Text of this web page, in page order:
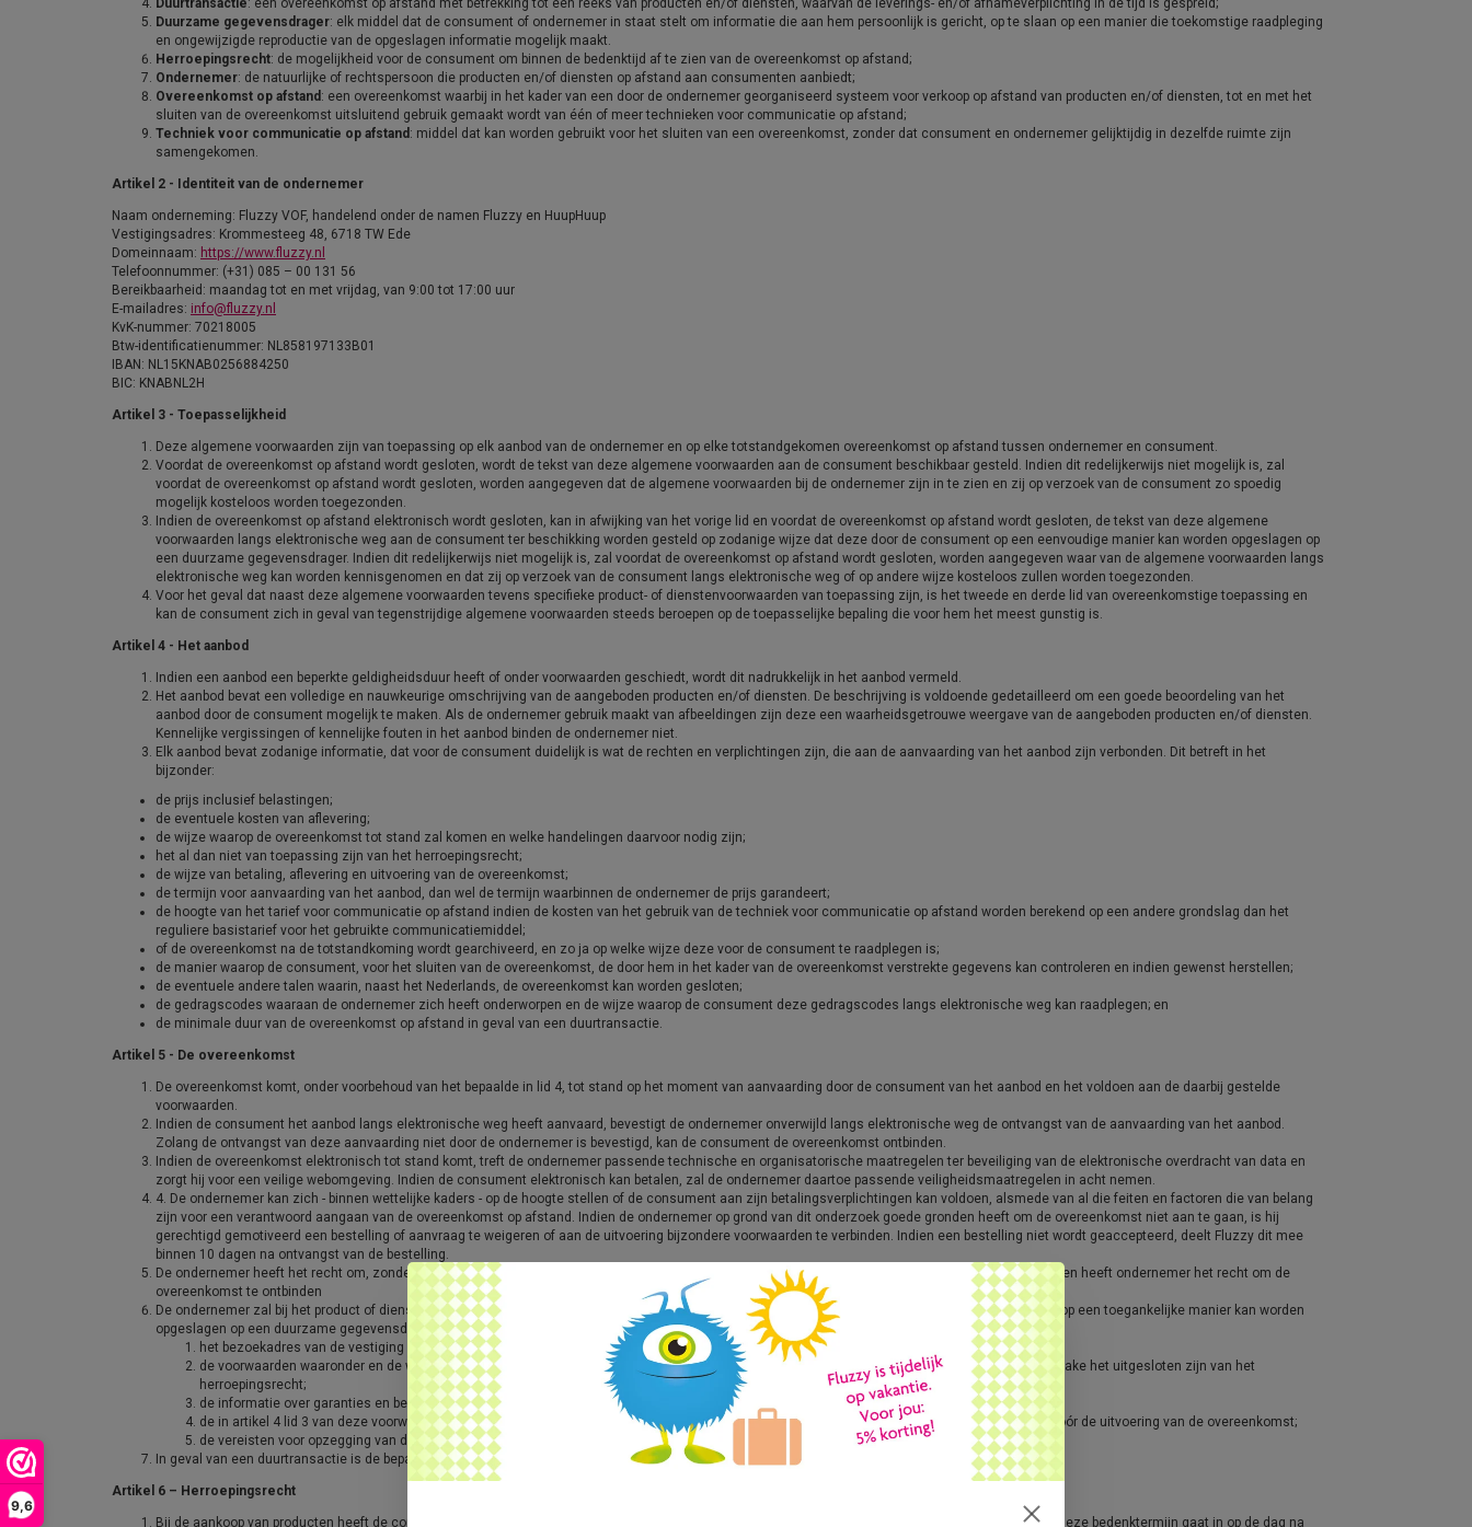
9,6
Duurtransactie: een overeenkomst op afstand met betrekking tot een reeks van producten en/of diensten, waarvan de leverings- en/of afnameverplichting in de tijd is gespreid;
Duurzame gegevensdrager: elk middel dat de consument of ondernemer in staat stelt om informatie die aan hem persoonlijk is gericht, op te slaan op een manier die toekomstige raadpleging
en ongewijzigde reproductie van de opgeslagen informatie mogelijk maakt.
Herroepingsrecht: de mogelijkheid voor de consument om binnen de bedenktijd af te zien van de overeenkomst op afstand;
Ondernemer: de natuurlijke of rechtspersoon die producten en/of diensten op afstand aan consumenten aanbiedt;
Overeenkomst op afstand : een overeenkomst waarbij in het kader van een door de ondernemer georganiseerd systeem voor verkoop op afstand van producten en/of diensten, tot en met het
sluiten van de overeenkomst uitsluitend gebruik gemaakt wordt van één of meer technieken voor communicatie op afstand;
Techniek voor communicatie op afstand : middel dat kan worden gebruikt voor het sluiten van een overeenkomst, zonder dat consument en ondernemer gelijktijdig in dezelfde ruimte zijn
samengekomen.
Artikel 2 - Identiteit van de ondernemer
Naam onderneming: Fluzzy VOF, handelend onder de namen Fluzzy en HuupHuup
Vestigingsadres: Krommesteeg 48, 6718 TW Ede
Domeinnaam: https://www.fluzzy.nl
Telefoonnummer: (+31) 085 – 00 131 56
Bereikbaarheid: maandag tot en met vrijdag, van 9:00 tot 17:00 uur
E-mailadres: info@fluzzy.nl
KvK-nummer: 70218005
Btw-identificatienummer: NL858197133B01
IBAN: NL15KNAB0256884250
BIC: KNABNL2H
Artikel 3 - Toepasselijkheid
Deze algemene voorwaarden zijn van toepassing op elk aanbod van de ondernemer en op elke totstandgekomen overeenkomst op afstand tussen ondernemer en consument.
Voordat de overeenkomst op afstand wordt gesloten, wordt de tekst van deze algemene voorwaarden aan de consument beschikbaar gesteld. Indien dit redelijkerwijs niet mogelijk is, zal
voordat de overeenkomst op afstand wordt gesloten, worden aangegeven dat de algemene voorwaarden bij de ondernemer zijn in te zien en zij op verzoek van de consument zo spoedig
mogelijk kosteloos worden toegezonden.
Indien de overeenkomst op afstand elektronisch wordt gesloten, kan in afwijking van het vorige lid en voordat de overeenkomst op afstand wordt gesloten, de tekst van deze algemene
voorwaarden langs elektronische weg aan de consument ter beschikking worden gesteld op zodanige wijze dat deze door de consument op een eenvoudige manier kan worden opgeslagen op
een duurzame gegevensdrager. Indien dit redelijkerwijs niet mogelijk is, zal voordat de overeenkomst op afstand wordt gesloten, worden aangegeven waar van de algemene voorwaarden langs
elektronische weg kan worden kennisgenomen en dat zij op verzoek van de consument langs elektronische weg of op andere wijze kosteloos zullen worden toegezonden.
Voor het geval dat naast deze algemene voorwaarden tevens specifieke product- of dienstenvoorwaarden van toepassing zijn, is het tweede en derde lid van overeenkomstige toepassing en
kan de consument zich in geval van tegenstrijdige algemene voorwaarden steeds beroepen op de toepasselijke bepaling die voor hem het meest gunstig is.
Artikel 4 - Het aanbod
Indien een aanbod een beperkte geldigheidsduur heeft of onder voorwaarden geschiedt, wordt dit nadrukkelijk in het aanbod vermeld.
Het aanbod bevat een volledige en nauwkeurige omschrijving van de aangeboden producten en/of diensten. De beschrijving is voldoende gedetailleerd om een goede beoordeling van het
aanbod door de consument mogelijk te maken. Als de ondernemer gebruik maakt van afbeeldingen zijn deze een waarheidsgetrouwe weergave van de aangeboden producten en/of diensten.
Kennelijke vergissingen of kennelijke fouten in het aanbod binden de ondernemer niet.
Elk aanbod bevat zodanige informatie, dat voor de consument duidelijk is wat de rechten en verplichtingen zijn, die aan de aanvaarding van het aanbod zijn verbonden. Dit betreft in het
bijzonder:
de prijs inclusief belastingen;
de eventuele kosten van aflevering;
de wijze waarop de overeenkomst tot stand zal komen en welke handelingen daarvoor nodig zijn;
het al dan niet van toepassing zijn van het herroepingsrecht;
de wijze van betaling, aflevering en uitvoering van de overeenkomst;
de termijn voor aanvaarding van het aanbod, dan wel de termijn waarbinnen de ondernemer de prijs garandeert;
de hoogte van het tarief voor communicatie op afstand indien de kosten van het gebruik van de techniek voor communicatie op afstand worden berekend op een andere grondslag dan het
reguliere basistarief voor het gebruikte communicatiemiddel;
of de overeenkomst na de totstandkoming wordt gearchiveerd, en zo ja op welke wijze deze voor de consument te raadplegen is;
de manier waarop de consument, voor het sluiten van de overeenkomst, de door hem in het kader van de overeenkomst verstrekte gegevens kan controleren en indien gewenst herstellen;
de eventuele andere talen waarin, naast het Nederlands, de overeenkomst kan worden gesloten;
de gedragscodes waaraan de ondernemer zich heeft onderworpen en de wijze waarop de consument deze gedragscodes langs elektronische weg kan raadplegen; en
de minimale duur van de overeenkomst op afstand in geval van een duurtransactie.
Artikel 5 - De overeenkomst
De overeenkomst komt, onder voorbehoud van het bepaalde in lid 4, tot stand op het moment van aanvaarding door de consument van het aanbod en het voldoen aan de daarbij gestelde
voorwaarden.
Indien de consument het aanbod langs elektronische weg heeft aanvaard, bevestigt de ondernemer onverwijld langs elektronische weg de ontvangst van de aanvaarding van het aanbod.
Zolang de ontvangst van deze aanvaarding niet door de ondernemer is bevestigd, kan de consument de overeenkomst ontbinden.
Indien de overeenkomst elektronisch tot stand komt, treft de ondernemer passende technische en organisatorische maatregelen ter beveiliging van de elektronische overdracht van data en
zorgt hij voor een veilige webomgeving. Indien de consument elektronisch kan betalen, zal de ondernemer daartoe passende veiligheidsmaatregelen in acht nemen.
4. De ondernemer kan zich - binnen wettelijke kaders - op de hoogte stellen of de consument aan zijn betalingsverplichtingen kan voldoen, alsmede van al die feiten en factoren die van belang
zijn voor een verantwoord aangaan van de overeenkomst op afstand. Indien de ondernemer op grond van dit onderzoek goede gronden heeft om de overeenkomst niet aan te gaan, is hij
gerechtigd gemotiveerd een bestelling of aanvraag te weigeren of aan de uitvoering bijzondere voorwaarden te verbinden. Indien een bestelling niet wordt geaccepteerd, deelt Fluzzy dit mee
binnen 10 dagen na ontvangst van de bestelling.
De ondernemer heeft het recht om, zonder opgave van redenen, consumenten te weigeren. Bij herhaaldelijk wangedrag of herhaaldelijke wanbetalingen heeft ondernemer het recht om de
overeenkomst te ontbinden
De ondernemer zal bij het product of dienst aan de consument de volgende informatie, schriftelijk of op zodanige wijze dat deze door de consument op een toegankelijke manier kan worden
opgeslagen op een duurzame gegevensdrager, meesturen:
het bezoekadres van de vestiging van de ondernemer waar de consument met klachten terecht kan;
de voorwaarden waaronder en de wijze waarop de consument van het herroepingsrecht gebruik kan maken, dan wel een duidelijke melding inzake het uitgesloten zijn van het
herroepingsrecht;
de informatie over garanties en bestaande service na aankoop;
de in artikel 4 lid 3 van deze voorwaarden opgenomen gegevens, tenzij de ondernemer deze gegevens al aan de consument heeft verstrekt vóór de uitvoering van de overeenkomst;
de vereisten voor opzegging van de overeenkomst indien de overeenkomst een duur heeft van meer dan één jaar of van onbepaalde duur is.
In geval van een duurtransactie is de bepaling in het vorige lid slechts van toepassing op de eerste levering.
Artikel 6 – Herroepingsrecht
Bij de aankoop van producten heeft de consument de mogelijkheid de overeenkomst zonder opgave van redenen te ontbinden gedurende 14 dagen. Deze bedenktermijn gaat in op de dag na